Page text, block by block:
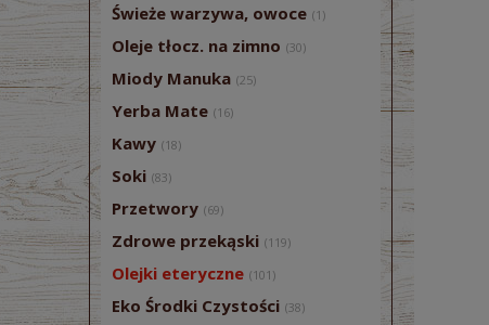
Świeże warzywa, owoce (1)
Oleje tłocz. na zimno (30)
Miody Manuka (25)
Yerba Mate (16)
Kawy (18)
Soki (83)
Przetwory (69)
Zdrowe przekąski (119)
Olejki eteryczne (101)
Eko Środki Czystości (38)